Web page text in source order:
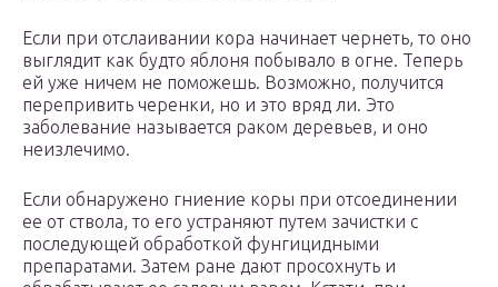
Если при отслаивании кора начинает чернеть, то оно
выглядит как будто яблоня побывало в огне. Теперь
ей уже ничем не поможешь. Возможно, получится
перепривить черенки, но и это вряд ли. Это
заболевание называется раком деревьев, и оно
неизлечимо.
Если обнаружено гниение коры при отсоединении
ее от ствола, то его устраняют путем зачистки с
последующей обработкой фунгицидными
препаратами. Затем ране дают просохнуть и